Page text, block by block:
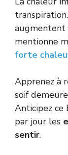
augmentent
mentionne
forte
Apprenez à
soif
Anticipez ce
par jour les
sentir.